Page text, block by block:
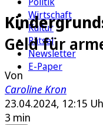
Wirtschaft
Kultur
Rätsel
Newsletter
E-Paper
Geld für
Von
Caroline Kron
23.04.2024, 12:15
3 min